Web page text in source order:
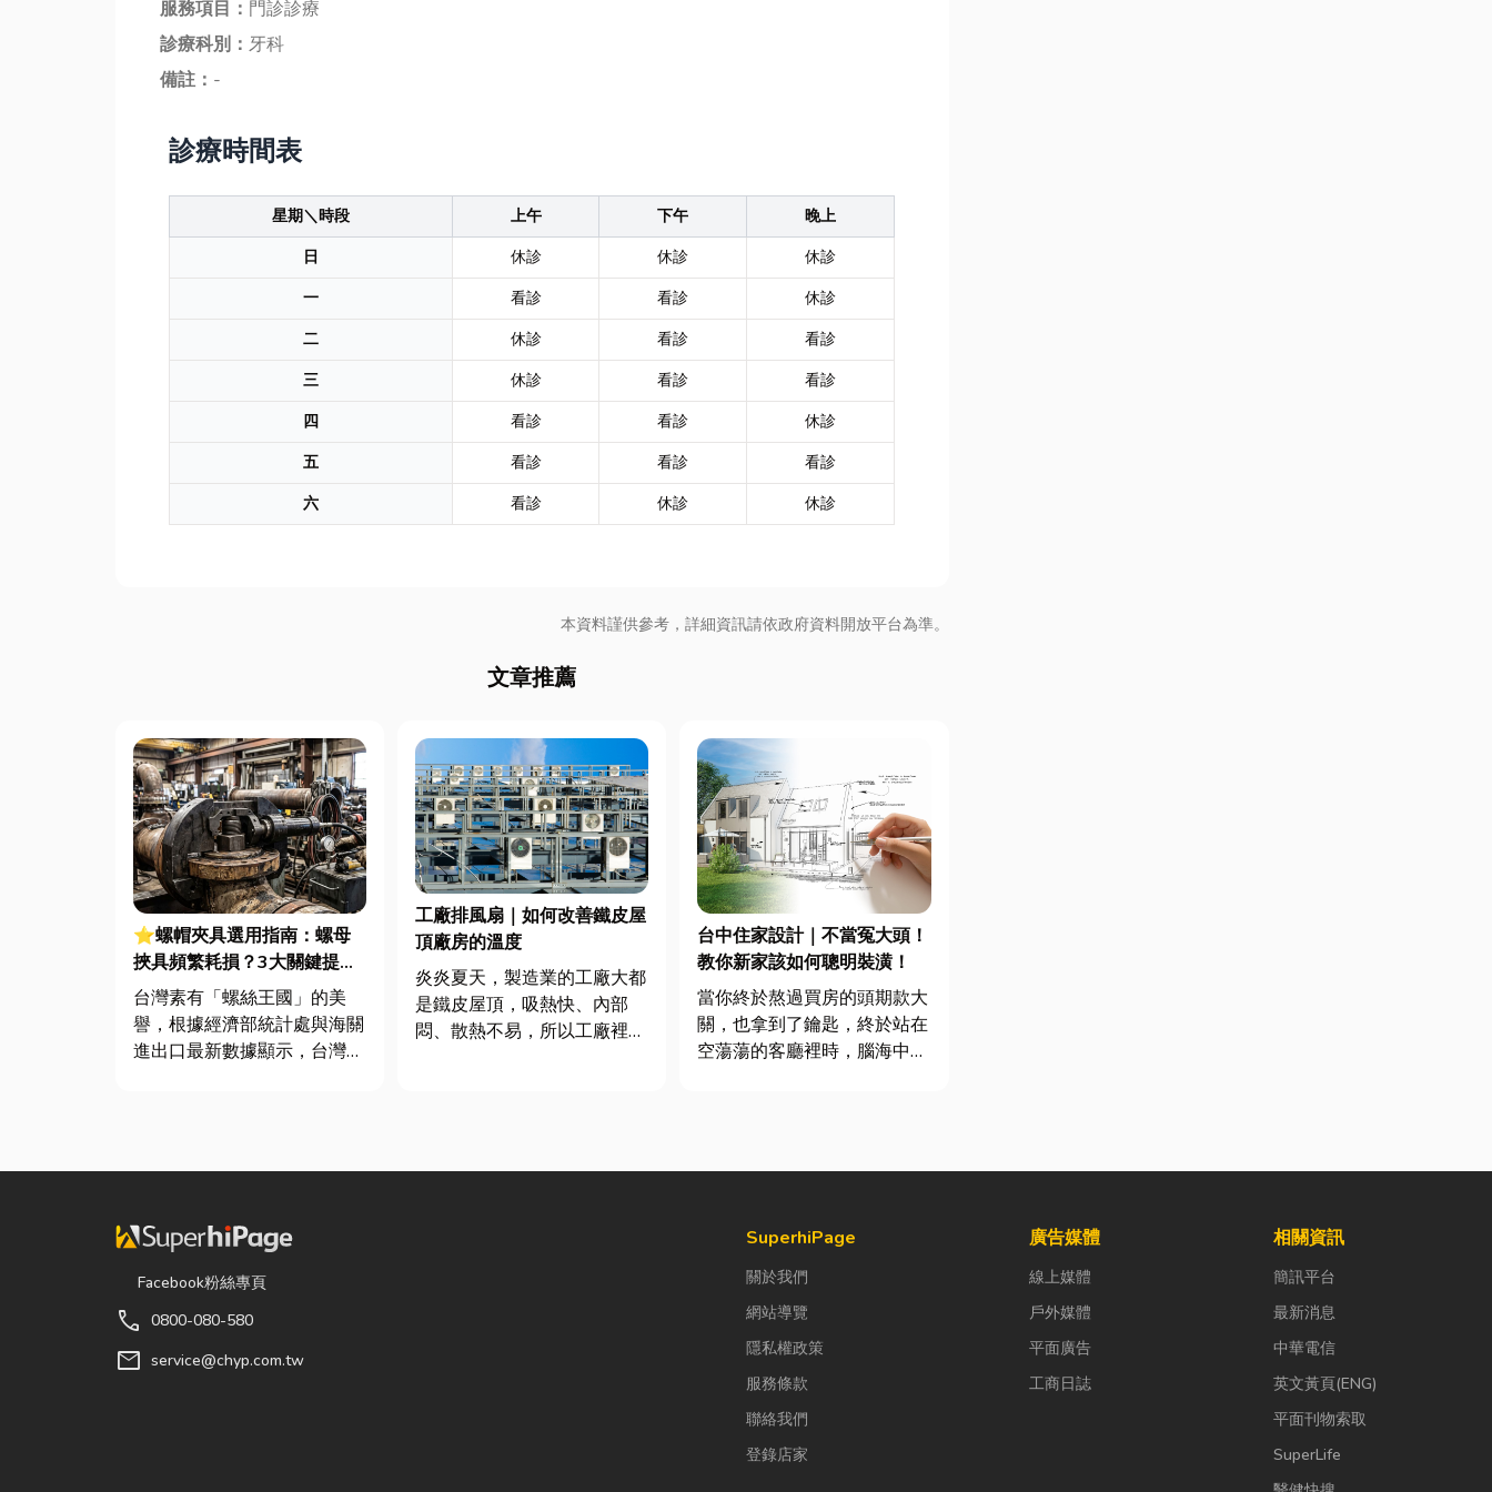
服務項目： 門診診療
診療科別： 牙科
備註： -
診療時間表
星期＼時段 上午 下午
晚上
日
休診 休診
休診
一
看診 看診
休診
二
休診 看診
看診
三
休診 看診
看診
四
看診 看診
休診
五
看診 看診
看診
六
看診 休診 休診
本資料謹供參考，詳細資訊請依政府資料開放平台為準。
文章推薦
⭐螺帽夾具選用指南：螺母
挾具頻繁耗損？3大關鍵提升
扣件成型良率與壽命
台灣素有「螺絲王國」的美
譽，根據經濟部統計處與海關
進出口最新數據顯示，台灣扣
的關...
工廠排風扇｜如何改善鐵皮屋
頂廠房的溫度
炎炎夏天，製造業的工廠大都
是鐵皮屋頂，吸熱快、內部
悶、散熱不易，所以工廠裡的
台中住家設計｜不當冤大頭！
教你新家該如何聰明裝潢！
當你終於熬過買房的頭期款大
關，也拿到了鑰匙，終於站在
空蕩蕩的客廳裡時，腦海中是
Facebook粉絲專頁
call 0800-080-580
mail service@chyp.com.tw
SuperhiPage
關於我們
網站導覽
隱私權政策
服務條款
聯絡我們
登錄店家
廣告媒體
線上媒體
戶外媒體
平面廣告
工商日誌
相關資訊
簡訊平台
最新消息
中華電信
英文黃頁(ENG)
平面刊物索取
SuperLife